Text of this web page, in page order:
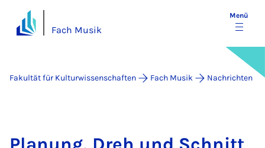
Fach Musik
Menü
Fakultät für Kulturwissenschaften Fach Musik Nachrichten